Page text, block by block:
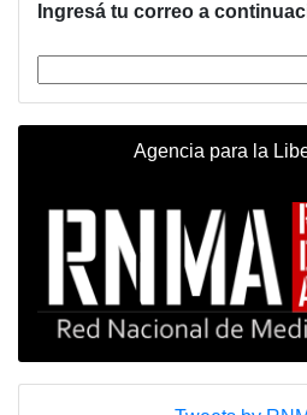
Ingresá tu correo a
Agencia para la